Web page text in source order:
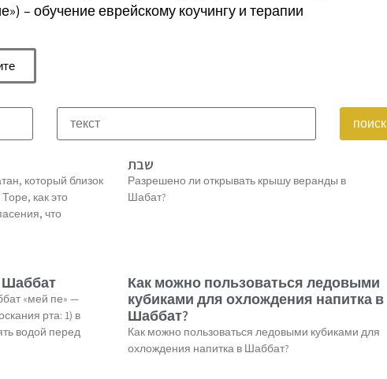
– обучение еврейскому коучингу и терапии
поиск
который близок
как это
что
שבת
Разрешено ли открывать крышу веранды в
Шабат?
Шаббат
«мей пе» —
рта: 1) в
водой перед
Как можно пользоваться ледовыми
кубиками для охлождения напитка в
Шаббат?
Как можно пользоваться ледовыми кубиками для
охлождения напитка в Шаббат?